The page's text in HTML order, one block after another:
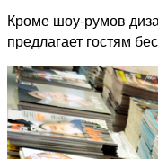
Кроме шоу-румов
предлагает гостям